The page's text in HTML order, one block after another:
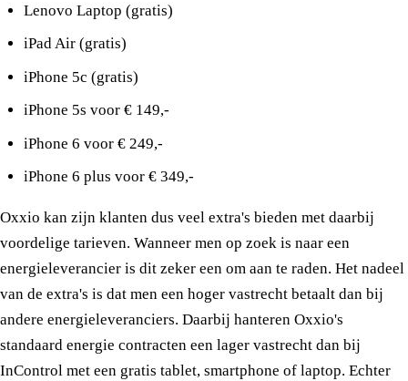
Lenovo Laptop (gratis)
iPad Air (gratis)
iPhone 5c (gratis)
iPhone 5s voor € 149,-
iPhone 6 voor € 249,-
iPhone 6 plus voor € 349,-
Oxxio kan zijn klanten dus veel extra's bieden met daarbij
voordelige tarieven. Wanneer men op zoek is naar een
energieleverancier is dit zeker een om aan te raden. Het nadeel
van de extra's is dat men een hoger vastrecht betaalt dan bij
andere energieleveranciers. Daarbij hanteren Oxxio's
standaard energie contracten een lager vastrecht dan bij
InControl met een gratis tablet, smartphone of laptop. Echter